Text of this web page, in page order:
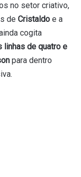
no setor criativo,
de Cristaldo e a
cogita
linhas de quatro e
para dentro